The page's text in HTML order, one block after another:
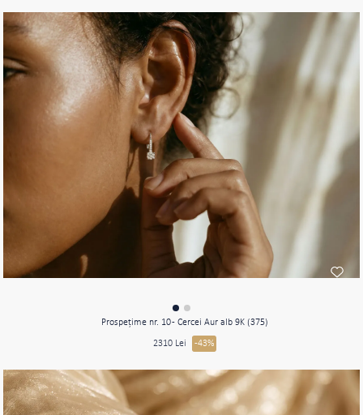
Prospeţime nr. 10 - Cercei Aur alb 9K (375)
2310 Lei -43%